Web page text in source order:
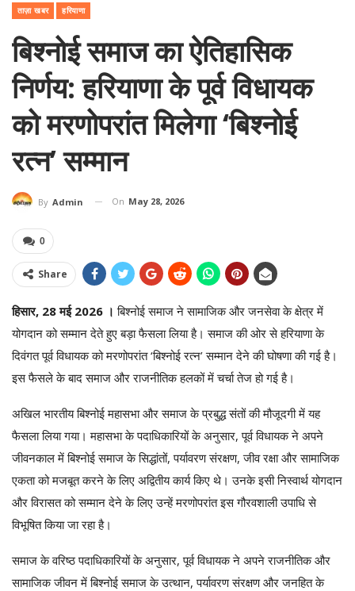
ताज़ा खबर हरियाणा
बिश्नोई समाज का ऐतिहासिक
निर्णय: हरियाणा के पूर्व विधायक
को मरणोपरांत मिलेगा ‘बिश्नोई
रत्न’ सम्मान
By Admin On May 28, 2026
0
Share
हिसार, 28 मई 2026 ।बिश्नोई समाज ने सामाजिक और जनसेवा के क्षेत्र में
योगदान को सम्मान देते हुए बड़ा फैसला लिया है। समाज की ओर से हरियाणा के
दिवंगत पूर्व विधायक को मरणोपरांत ‘बिश्नोई रत्न’ सम्मान देने की घोषणा की गई है।
इस फैसले के बाद समाज और राजनीतिक हलकों में चर्चा तेज हो गई है।
अखिल भारतीय बिश्नोई महासभा और समाज के प्रबुद्ध संतों की मौजूदगी में यह
फैसला लिया गया। महासभा के पदाधिकारियों के अनुसार, पूर्व विधायक ने अपने
जीवनकाल में बिश्नोई समाज के सिद्धांतों, पर्यावरण संरक्षण, जीव रक्षा और सामाजिक
एकता को मजबूत करने के लिए अद्वितीय कार्य किए थे। उनके इसी निस्वार्थ योगदान
और विरासत को सम्मान देने के लिए उन्हें मरणोपरांत इस गौरवशाली उपाधि से
विभूषित किया जा रहा है।
समाज के वरिष्ठ पदाधिकारियों के अनुसार, पूर्व विधायक ने अपने राजनीतिक और
सामाजिक जीवन में बिश्नोई समाज के उत्थान, पर्यावरण संरक्षण और जनहित के